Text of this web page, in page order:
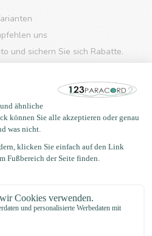
uns
und sichern Sie sich Rabatte.
Hause ab 150 €